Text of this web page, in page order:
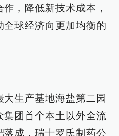
，降低新技术成本，
球经济向更加均衡的
生产基地海盐第二园
集团首个本土以外全流
成，瑞士罗氏制药公